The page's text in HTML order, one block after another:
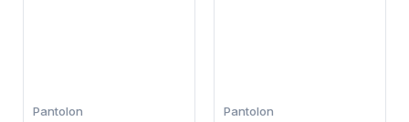
Pantolon Pantolon